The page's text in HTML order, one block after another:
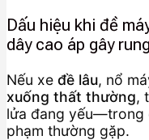
Dấu hiệu khi đề
dây cao áp gây
Nếu xe đề lâu, nổ
xuống thất thường,
lửa đang yếu—trong
phạm thường gặp.